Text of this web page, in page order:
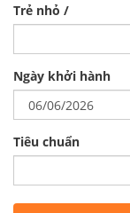
Trẻ nhỏ /
Ngày khởi hành
Tiêu chuẩn